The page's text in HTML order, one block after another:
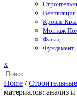
Вентиляция
Кровля
Монтаж
Фасад
Фундамент
xЗакрыть
меню
Home /
материалов: анализ